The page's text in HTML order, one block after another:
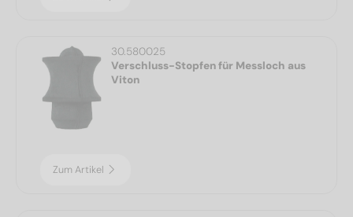
30.580025
Verschluss-Stopfen für Messloch aus
Viton
Zum Artikel